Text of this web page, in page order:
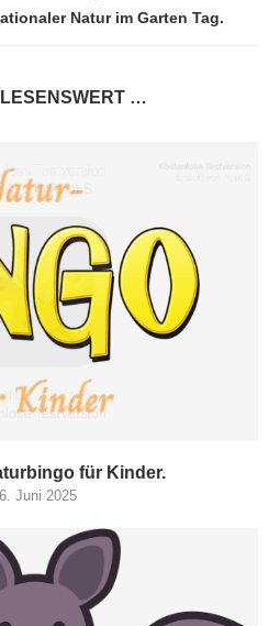
Natur im Garten Tag.
…
für Kinder.
Juni 2025